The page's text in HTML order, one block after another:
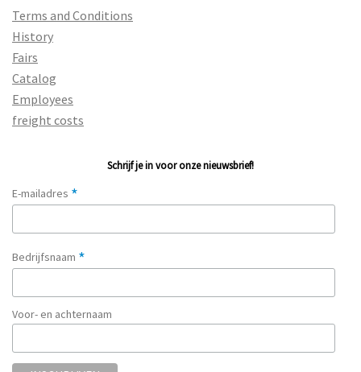
Terms and Conditions
History
Fairs
Catalog
Employees
freight costs
Schrijf je in voor onze nieuwsbrief!
E-mailadres *
Bedrijfsnaam *
Voor- en achternaam